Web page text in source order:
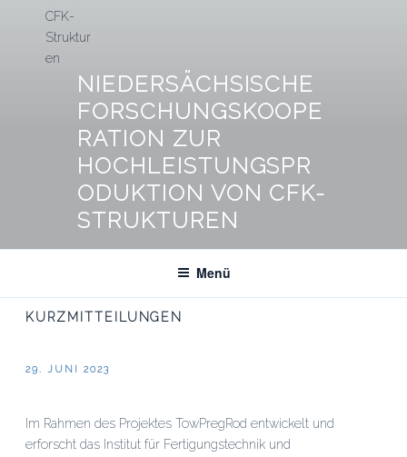
NIEDERSÄCHSISCHE
FORSCHUNGSKOOPE
RATION ZUR
HOCHLEISTUNGSPR
ODUKTION VON CFK-
STRUKTUREN
Menü
KURZMITTEILUNGEN
VERÖFFENTLICHT
29. JUNI 2023
Im Rahmen des Projektes TowPregRod entwickelt und
erforscht das Institut für Fertigungstechnik und